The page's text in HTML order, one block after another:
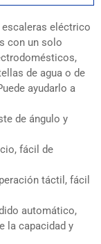
escaleras eléctrico
con un solo
de agua o de
ayudarlo a
de ángulo y
fácil de
táctil, fácil
automático,
la capacidad y